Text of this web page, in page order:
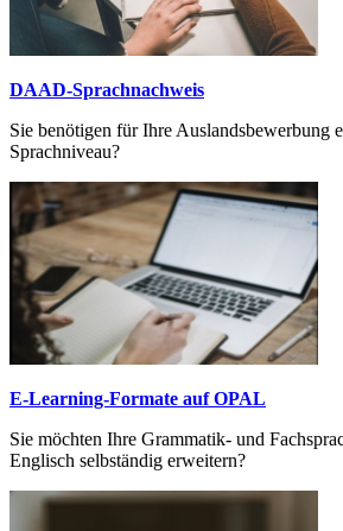
DAAD-Sprachnachweis
Sie benötigen für Ihre Auslandsbewerbung
Sprachniveau?
E-Learning-Formate auf OPAL
Sie möchten Ihre Grammatik- und
Englisch selbständig erweitern?